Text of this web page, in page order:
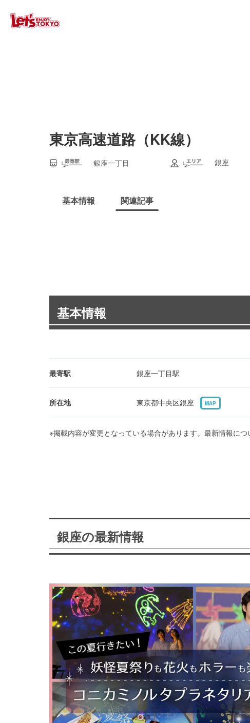
東京高速道路（KK線）
銀座一丁目 銀座
基本情報 関連記事
基本情報
最寄駅 銀座一丁目駅
所在地 東京都中央区銀座 MAP
※掲載内容が変更となっている場合があります。最新情報に
銀座の最新情報